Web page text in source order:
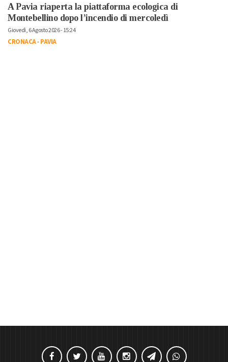
A Pavia riaperta la piattaforma ecologica di
Montebellino dopo l’incendio di mercoledì
Giovedì, 6 Agosto 2026 - 15:24
CRONACA-PAVIA